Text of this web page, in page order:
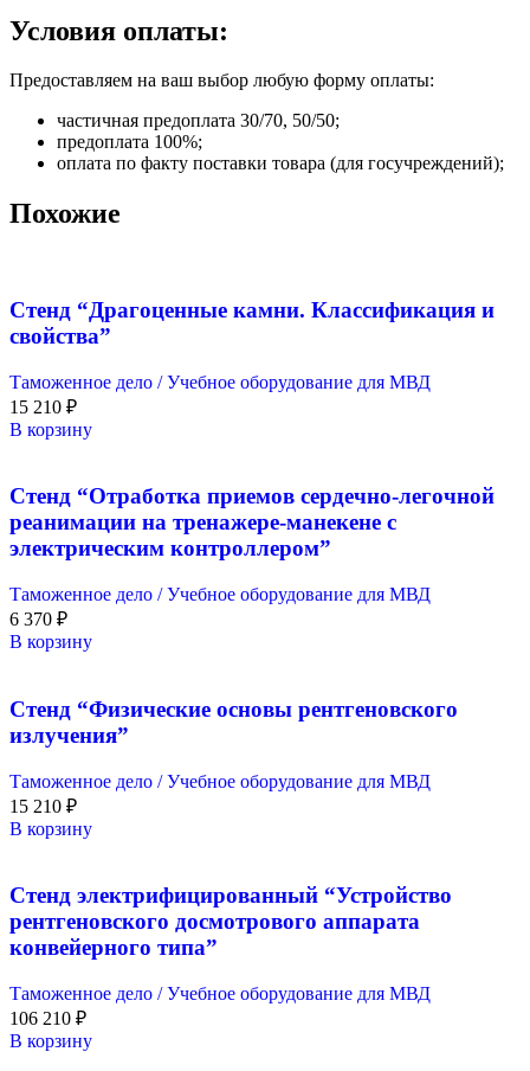
Условия оплаты:
Предоставляем на ваш выбор любую форму оплаты:
частичная предоплата 30/70, 50/50;
предоплата 100%;
оплата по факту поставки товара (для госучреждений);
Похожие
Стенд “Драгоценные камни. Классификация и
свойства”
Таможенное дело / Учебное оборудование для МВД
15 210 ₽
В корзину
Стенд “Отработка приемов сердечно-легочной
реанимации на тренажере-манекене с
электрическим контроллером”
Таможенное дело / Учебное оборудование для МВД
6 370 ₽
В корзину
Стенд “Физические основы рентгеновского
излучения”
Таможенное дело / Учебное оборудование для МВД
15 210 ₽
В корзину
Стенд электрифицированный “Устройство
рентгеновского досмотрового аппарата
конвейерного типа”
Таможенное дело / Учебное оборудование для МВД
106 210 ₽
В корзину